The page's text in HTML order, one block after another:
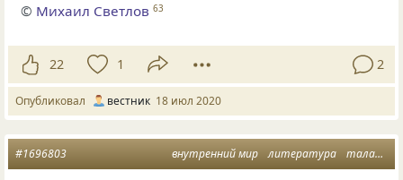
© Михаил Светлов 63
22 1 2
Опубликовал вестник 18 июл 2020
внутренний мир литература талант
#1696803